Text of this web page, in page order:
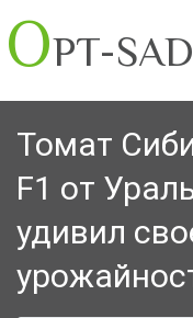
OPT-
Главная
О нас
Прайс
Оценка условий
Контакты
Томат
F1 от
удивил